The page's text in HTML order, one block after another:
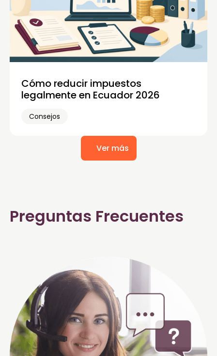
Cómo reducir impuestos
legalmente en Ecuador 2026
Consejos
Ver más
Preguntas Frecuentes